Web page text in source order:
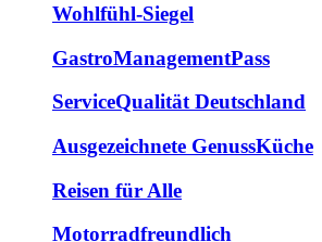
Wohlfühl-Siegel
GastroManagementPass
ServiceQualität Deutschland
Ausgezeichnete GenussKüche
Reisen für Alle
Motorradfreundlich